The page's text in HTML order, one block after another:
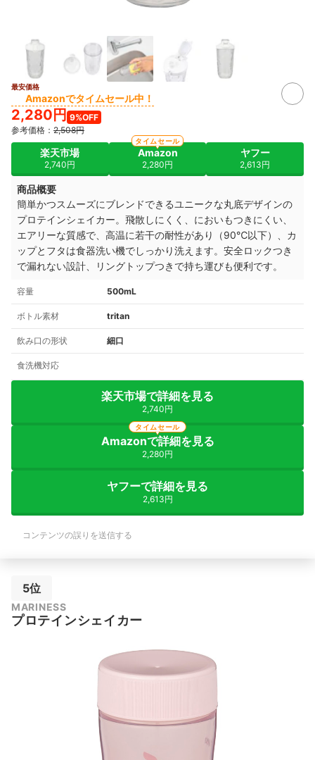
最安価格
Amazonでタイムセール中！
2,280円 9%OFF
参考価格： 2,508円
楽天市場
2,740円
Amazon
2,280円
タイムセール
ヤフー
2,613円
商品概要
簡単かつスムーズにブレンドできるユニークな丸底デザインの
プロテインシェイカー。 飛散しにくく、においもつきにくい、
エアリーな質感で、高温に若干の耐性があり（90℃以下）、カ
ップとフタは食器洗い機でしっかり洗えます。 安全ロックつき
で漏れない設計、
リングトップつきで持ち運びも便利です。
容量 500mL
ボトル素材 tritan
飲み口の形状 細口
食洗機対応
楽天市場で詳細を見る
2,740円
Amazonで詳細を見る
2,280円
タイムセール
ヤフーで詳細を見る
2,613円
コンテンツの誤りを送信する
5位
MARINESS
プロテインシェイカー